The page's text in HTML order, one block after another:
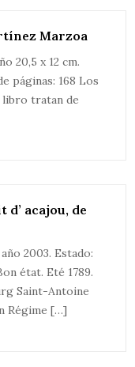
Marzoa
20,5 x 12 cm.
páginas: 168 Los
libro tratan de
d’ acajou, de
2003. Estado:
état. Eté 1789.
Saint-Antoine
Régime […]